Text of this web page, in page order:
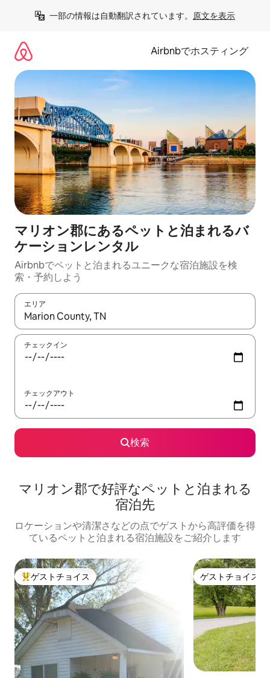
一部の情報は自動翻訳されています。 原文を表示
Airbnbでホスティング
マリオン郡にあるペットと泊まれるバ
ケーションレンタル
Airbnbでペットと泊まれるユニークな宿泊施設を検
索・予約しよう
エリア
検索結果が表示されたら、上下の矢印キーを使って移動するか
チェックイン
チェックアウト
検索
マリオン郡で好評なペットと泊まれる
宿泊先
ロケーションや清潔さなどの点でゲストから高評価を得
ているペットと泊まれる宿泊施設をご紹介します
大好評のゲストチョイスです。
ゲストチョイス ゲストチョイス
ゲストチョイス